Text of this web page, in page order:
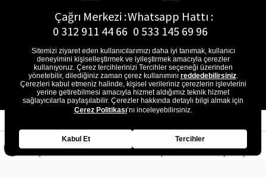
Çağrı Merkezi :
0 312 911 44 66
Whatsapp Hattı :
0 533 145 69 96
E-Posta Adresi :
musterihizmetleri@gon.com.tr
Sitemizi ziyaret eden kullanıcılarımızı daha iyi tanımak, kullanıcı
deneyimini kişiselleştirmek ve iyileştirmek amacıyla çerezler
kullanıyoruz. Çerez tercihlerinizi Tercihler seçeneği üzerinden
yönetebilir, dilediğiniz zaman çerez kullanımını reddedebilirsiniz.
Çerezleri kabul etmeniz halinde, kişisel verileriniz çerezlerin işlevlerini
yerine getirebilmesi amacıyla hizmet aldığımız teknik hizmet
sağlayıcılarla paylaşılabilir. Çerezler hakkında detaylı bilgi almak için
Çerez Politikası’nı inceleyebilirsiniz.
Kabul Et Tercihler